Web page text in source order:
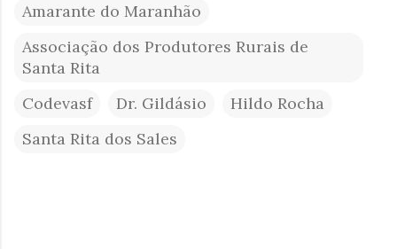
Amarante do Maranhão
Associação dos Produtores Rurais de
Santa Rita
Codevasf
Dr. Gildásio
Hildo Rocha
Santa Rita dos Sales